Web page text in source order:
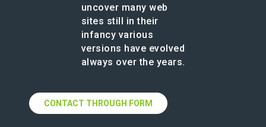
uncover many web
sites still in their
infancy various
versions have evolved
always over the years.
CONTACT THROUGH FORM